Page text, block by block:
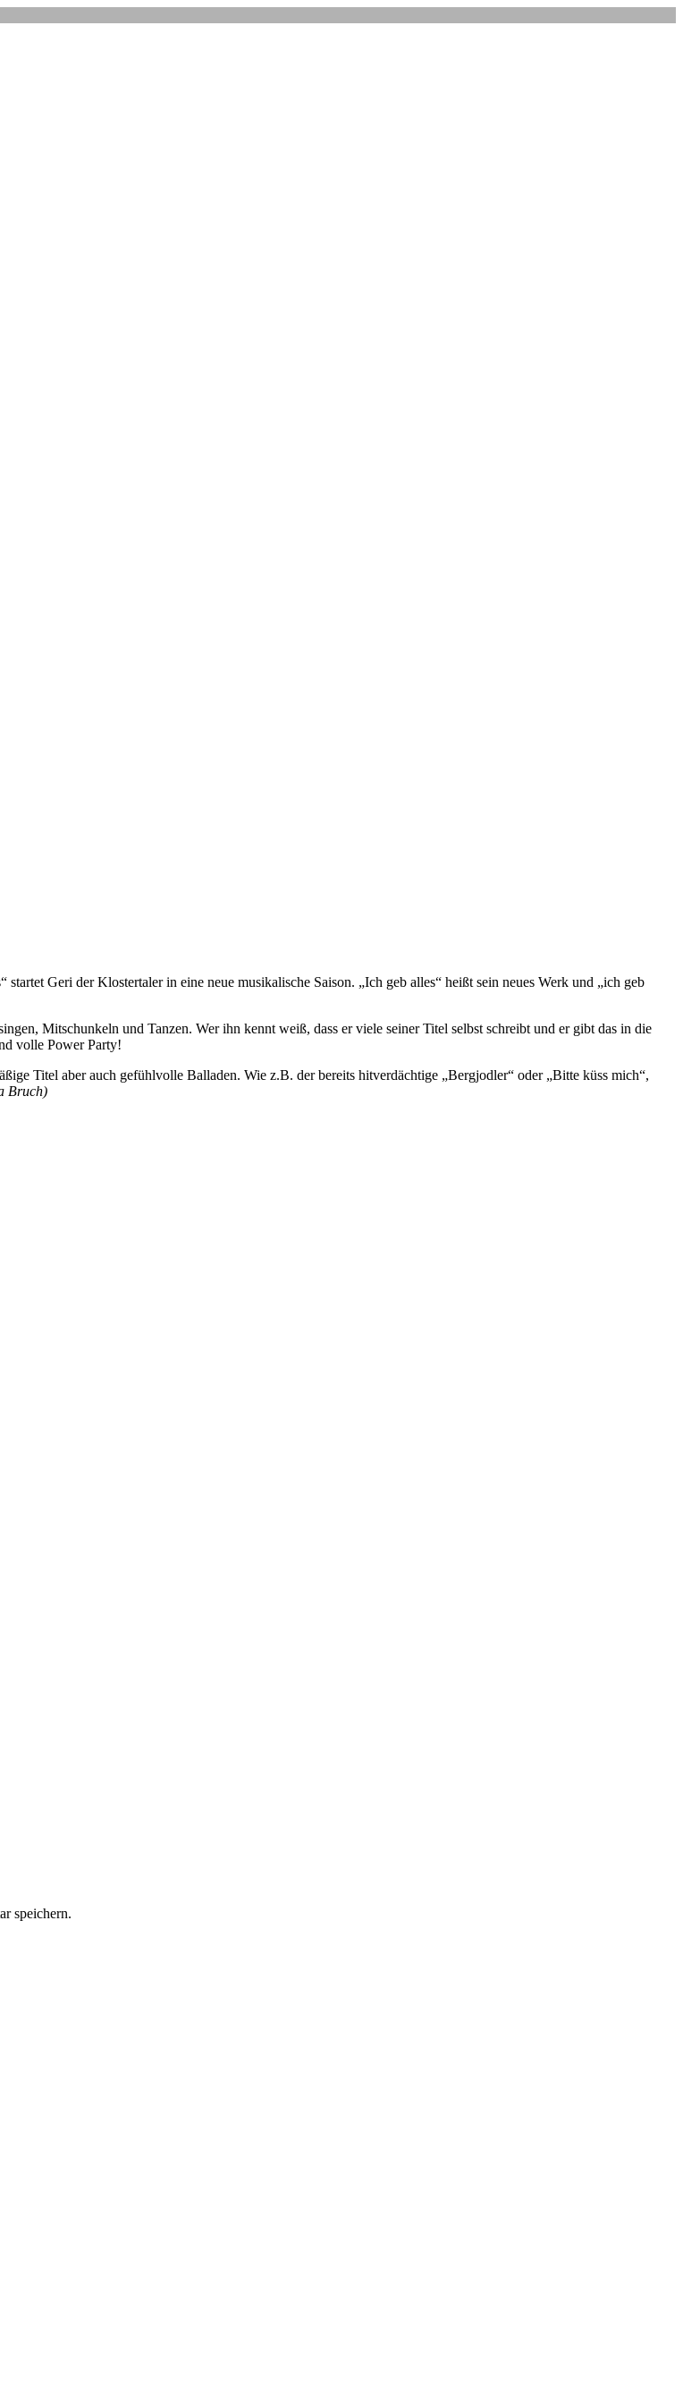
Geri der Klostertaler in eine neue musikalische Saison. „Ich geb alles“ heißt sein neues Werk und „ich geb
Mitschunkeln und Tanzen. Wer ihn kennt weiß, dass er viele seiner Titel selbst schreibt und er gibt das in die
volle Power Party!
Titel aber auch gefühlvolle Balladen. Wie z.B. der bereits hitverdächtige „Bergjodler“ oder „Bitte küss mich“,
Bruch)
speichern.